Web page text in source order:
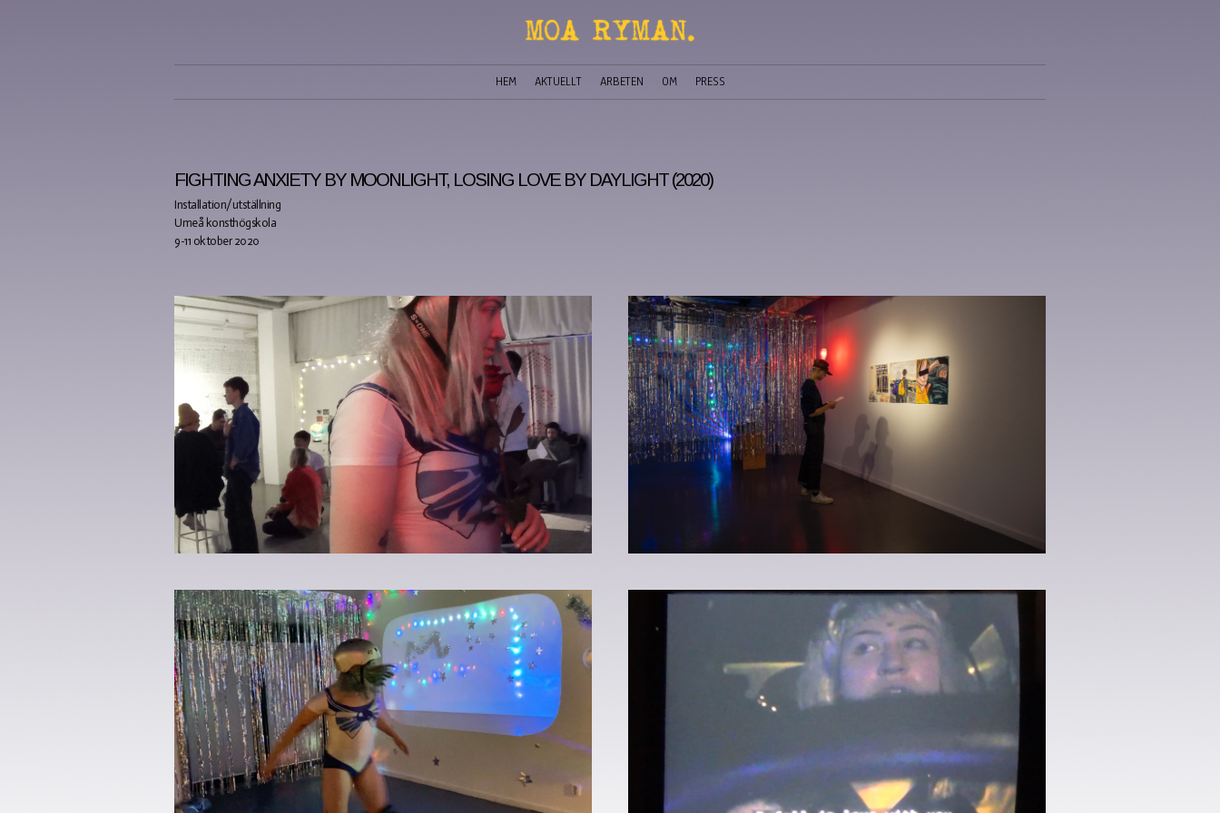
HEM AKTUELLT ARBETEN OM PRESS
FIGHTING ANXIETY BY MOONLIGHT, LOSING LOVE BY DAYLIGHT (2020)
Installation/utställning
Umeå konsthögskola
9-11 oktober 2020
VERNISSAGE: FIGHTING ANXIETY BY MOONLIGHT, LOSING LOVE BY DAYLIGHT UTSTÄLLNING: FIGHTING ANXIETY BY MOONLIGHT, LOSING LOVE BY DAYLIGHT
FALL (PERFORMANCE)